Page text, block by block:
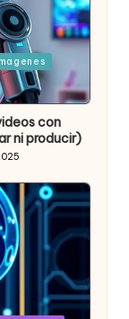
con
ni producir)